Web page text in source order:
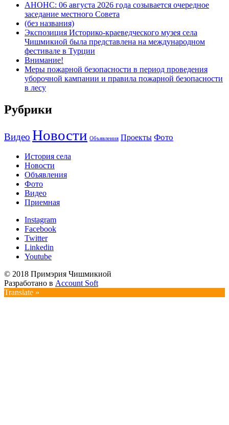
АНОНС: 06 августа 2026 года созывается очередное
заседание местного Совета
(без названия)
Экспозиция Историко-краеведческого музея села
Чишмикиой была представлена на международном
фестивале в Турции
Внимание!
Меры пожарной безопасности в период проведения
уборочной кампании и правила пожарной безопасности
в лесу
Рубрики
Видео Новости Объявления Проекты Фото
История села
Новости
Объявления
Фото
Видео
Приемная
Instagram
Facebook
Twitter
Linkedin
Youtube
© 2018 Примэрия Чишмикиой
Разработано в Account Soft
Translate »